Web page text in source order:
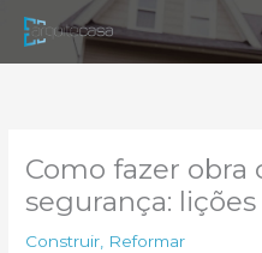
para
Como fazer
segurança:
Construir Reformar